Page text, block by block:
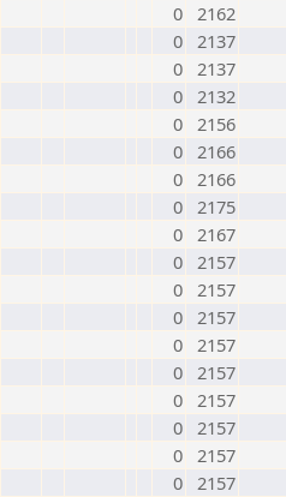
0 2162
0 2137
0 2137
0 2132
0 2156
0 2166
0 2166
0 2175
0 2167
0 2157
0 2157
0 2157
0 2157
0 2157
0 2157
0 2157
0 2157
0 2157